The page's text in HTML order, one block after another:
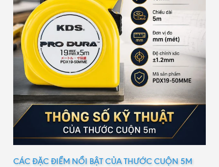
CÁC ĐẶC ĐIỂM NỔI BẬT CỦA THƯỚC CUỘN 5M